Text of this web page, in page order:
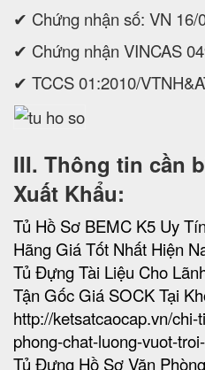
✔ Chứng nhận số: VN 16/
✔ Chứng nhận VINCAS
✔ TCCS 01:2010/
III. Thông tin cần
Xuất Khẩu:
Tủ Hồ Sơ BEMC K5 Uy
Hãng Giá Tốt Nhất Hiện
Tủ Đựng Tài Liệu Cho
Tận Gốc Giá SOCK Tại
http://ketsatcaocap.vn/
phong-chat-luong-vuot-
Tủ Đựng Hồ Sơ Văn